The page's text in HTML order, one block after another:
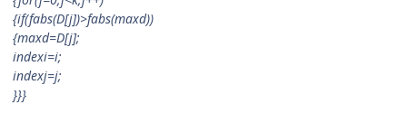
{if(fabs(D[j])>fabs(maxd))
{maxd=D[j];
indexi=i;
indexj=j;
}}}